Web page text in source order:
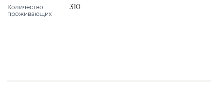
Количество
проживающих
310